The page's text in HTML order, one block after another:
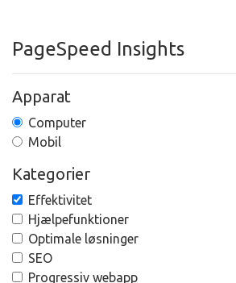
PageSpeed Insights
Apparat
Computer
Mobil
Kategorier
Effektivitet
Hjælpefunktioner
Optimale løsninger
SEO
Progressiv webapp